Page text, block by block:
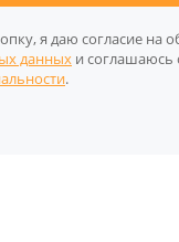
я даю согласие на
данных и соглашаюсь
.